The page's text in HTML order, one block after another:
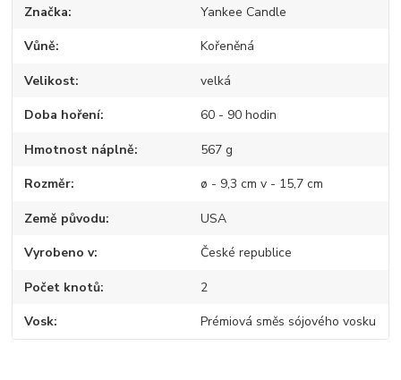
Značka Yankee Candle
Vůně Kořeněná
Velikost velká
Doba hoření 60 - 90 hodin
Hmotnost náplně 567 g
Rozměr ø - 9,3 cm v - 15,7 cm
Země původu USA
Vyrobeno v České republice
Počet knotů 2
Vosk Prémiová směs sójového vosku